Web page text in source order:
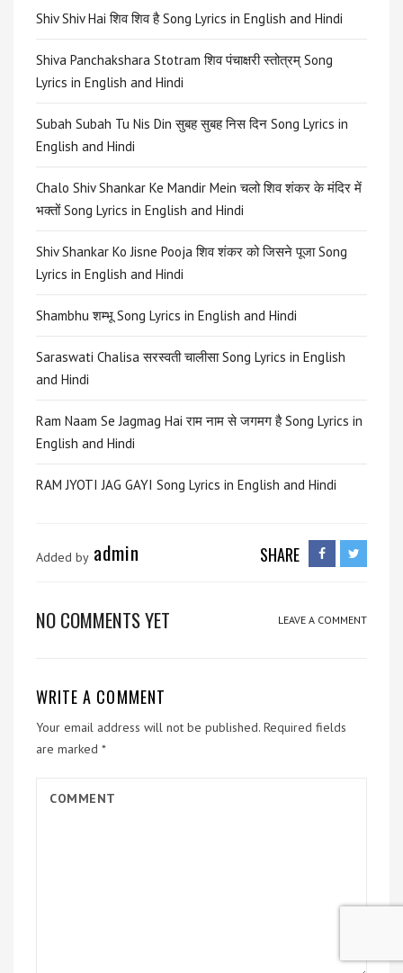
Shiv Shiv Hai शिव शिव है Song Lyrics in English and Hindi
Shiva Panchakshara Stotram शिव पंचाक्षरी स्तोत्रम् Song
Lyrics in English and Hindi
Subah Subah Tu Nis Din सुबह सुबह निस दिन Song Lyrics in
English and Hindi
Chalo Shiv Shankar Ke Mandir Mein चलो शिव शंकर के मंदिर में
भक्तों Song Lyrics in English and Hindi
Shiv Shankar Ko Jisne Pooja शिव शंकर को जिसने पूजा Song
Lyrics in English and Hindi
Shambhu शम्भू Song Lyrics in English and Hindi
Saraswati Chalisa सरस्वती चालीसा Song Lyrics in English
and Hindi
Ram Naam Se Jagmag Hai राम नाम से जगमग है Song Lyrics in
English and Hindi
RAM JYOTI JAG GAYI Song Lyrics in English and Hindi
Added by admin SHARE
NO COMMENTS YET LEAVE A COMMENT
WRITE A COMMENT
Your email address will not be published. Required fields
are marked *